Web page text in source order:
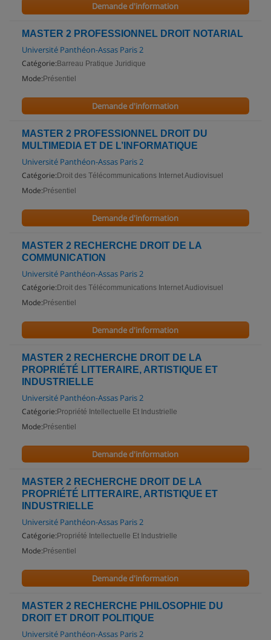
Demande d'information
MASTER 2 PROFESSIONNEL DROIT NOTARIAL
Université Panthéon-Assas Paris 2
Catégorie: Barreau Pratique Juridique
Mode: Présentiel
Demande d'information
MASTER 2 PROFESSIONNEL DROIT DU
MULTIMEDIA ET DE L’INFORMATIQUE
Université Panthéon-Assas Paris 2
Catégorie: Droit des Télécommunications Internet Audiovisuel
Mode: Présentiel
Demande d'information
MASTER 2 RECHERCHE DROIT DE LA
COMMUNICATION
Université Panthéon-Assas Paris 2
Catégorie: Droit des Télécommunications Internet Audiovisuel
Mode: Présentiel
Demande d'information
MASTER 2 RECHERCHE DROIT DE LA
PROPRIÉTÉ LITTERAIRE, ARTISTIQUE ET
INDUSTRIELLE
Université Panthéon-Assas Paris 2
Catégorie: Propriété Intellectuelle Et Industrielle
Mode: Présentiel
Demande d'information
MASTER 2 RECHERCHE DROIT DE LA
PROPRIÉTÉ LITTERAIRE, ARTISTIQUE ET
INDUSTRIELLE
Université Panthéon-Assas Paris 2
Catégorie: Propriété Intellectuelle Et Industrielle
Mode: Présentiel
Demande d'information
MASTER 2 RECHERCHE PHILOSOPHIE DU
DROIT ET DROIT POLITIQUE
Université Panthéon-Assas Paris 2